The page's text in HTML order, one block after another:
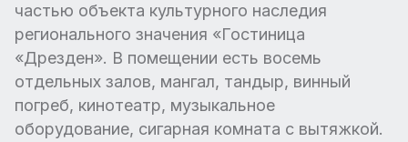
частью объекта культурного наследия
регионального значения «Гостиница
«Дрезден». В помещении есть восемь
отдельных залов, мангал, тандыр, винный
погреб, кинотеатр, музыкальное
оборудование, сигарная комната с вытяжкой.